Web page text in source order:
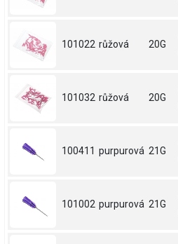
101022 růžová 20G
101032 růžová 20G
100411 purpurová 21G
101002 purpurová 21G